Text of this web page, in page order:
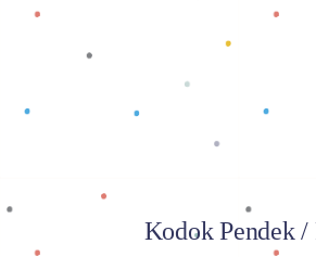
Kodok Pendek /